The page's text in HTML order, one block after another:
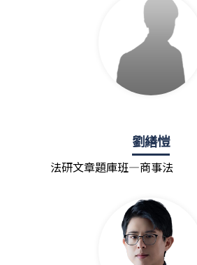
劉繕愷
法研文章題庫班—商事法